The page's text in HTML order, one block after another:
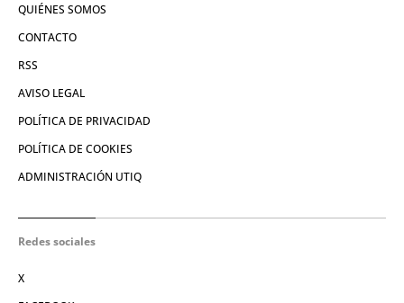
QUIÉNES SOMOS
CONTACTO
RSS
AVISO LEGAL
POLÍTICA DE PRIVACIDAD
POLÍTICA DE COOKIES
ADMINISTRACIÓN UTIQ
Redes sociales
X